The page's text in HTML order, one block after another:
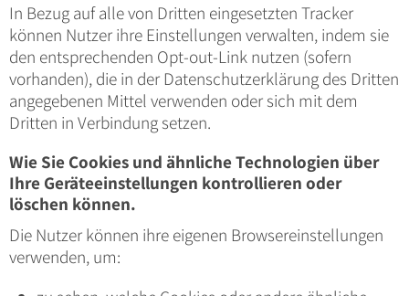
In Bezug auf alle von Dritten eingesetzten Tracker
können Nutzer ihre Einstellungen verwalten, indem sie
den entsprechenden Opt-out-Link nutzen (sofern
vorhanden), die in der Datenschutzerklärung des Dritten
angegebenen Mittel verwenden oder sich mit dem
Dritten in Verbindung setzen.
Wie Sie Cookies und ähnliche Technologien über
Ihre Geräteeinstellungen kontrollieren oder
löschen können.
Die Nutzer können ihre eigenen Browsereinstellungen
verwenden, um: